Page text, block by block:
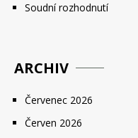
Soudní rozhodnutí
ARCHIV
Červenec 2026
Červen 2026